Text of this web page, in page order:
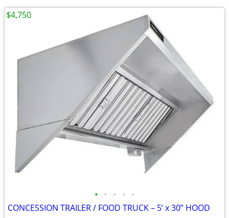
• • • • •
CONCESSION TRAILER / FOOD TRUCK – 5’ x 30” HOOD
$4,750